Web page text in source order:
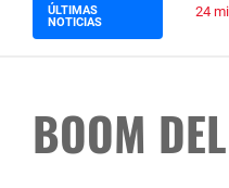
ÚLTIMAS
NOTICIAS
24
BOOM